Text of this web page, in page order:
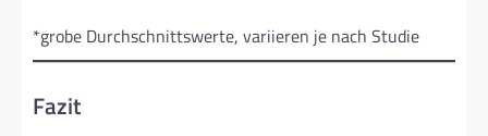
*grobe Durchschnittswerte, variieren je nach Studie
Fazit